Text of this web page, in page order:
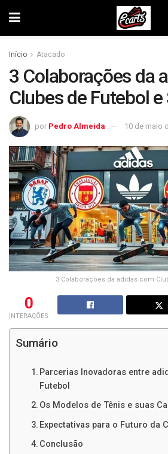
Início Atacado
3 Colaborações da
Clubes de Futebol
por Pedro Almeida 10 de maio
3 Colaborações da adidas com
0
INTERAÇÕES
Sumário
Parcerias Inovadoras entre
Futebol
Os Modelos de Tênis e suas
Expectativas para o Futuro da
Conclusão